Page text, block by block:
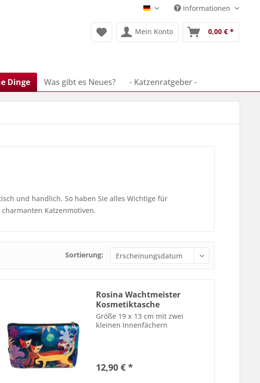
Deutsch Informationen
Mein Konto 0,00 € *
Dinge Was gibt es Neues? - Katzenratgeber -
und handlich. So haben Sie alles Wichtige für
Katzenmotiven.
Sortierung:
Rosina Wachtmeister
Kosmetiktasche
Wonderland
Größe 19 x 13 cm mit zwei
kleinen Innenfächern
12,90 € *